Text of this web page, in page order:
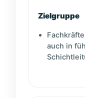
Zielgruppe
auch in